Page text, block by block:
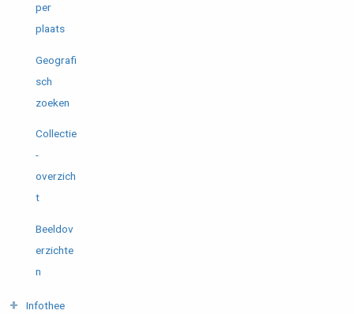
per
plaats
Geografi
sch
zoeken
Collectie
-
overzich
t
Beeldov
erzichte
n
Infothee